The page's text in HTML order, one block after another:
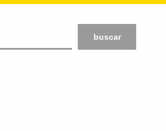
buscar